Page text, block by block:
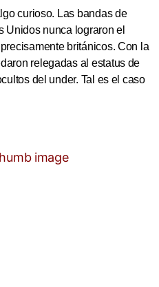
curioso. Las bandas de
Unidos nunca lograron el
británicos. Con la
relegadas al estatus de
del under. Tal es el caso